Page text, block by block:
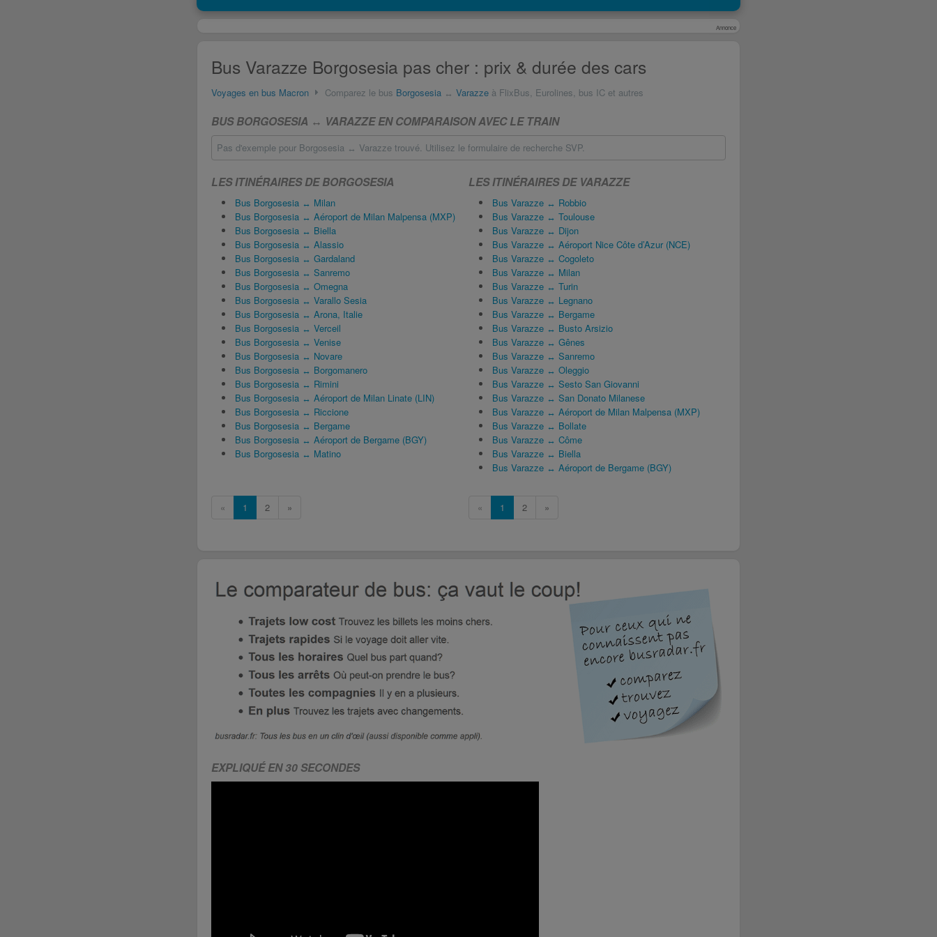
Annonce
Bus Varazze Borgosesia pas cher : prix & durée des cars
Voyages en bus Macron Comparez le bus Borgosesia ↔ Varazze à FlixBus, Eurolines, bus IC et autres
BUS BORGOSESIA ↔ VARAZZE EN COMPARAISON AVEC LE TRAIN
Pas d'exemple pour Borgosesia ↔ Varazze trouvé. Utilisez le formulaire de recherche SVP.
LES ITINÉRAIRES DE BORGOSESIA
Bus Borgosesia ↔ Milan
Bus Borgosesia ↔ Aéroport de Milan Malpensa (MXP)
Bus Borgosesia ↔ Biella
Bus Borgosesia ↔ Alassio
Bus Borgosesia ↔ Gardaland
Bus Borgosesia ↔ Sanremo
Bus Borgosesia ↔ Omegna
Bus Borgosesia ↔ Varallo Sesia
Bus Borgosesia ↔ Arona, Italie
Bus Borgosesia ↔ Verceil
Bus Borgosesia ↔ Venise
Bus Borgosesia ↔ Novare
Bus Borgosesia ↔ Borgomanero
Bus Borgosesia ↔ Rimini
Bus Borgosesia ↔ Aéroport de Milan Linate (LIN)
Bus Borgosesia ↔ Riccione
Bus Borgosesia ↔ Bergame
Bus Borgosesia ↔ Aéroport de Bergame (BGY)
Bus Borgosesia ↔ Matino
« 1 2 »
LES ITINÉRAIRES DE VARAZZE
Bus Varazze ↔ Robbio
Bus Varazze ↔ Toulouse
Bus Varazze ↔ Dijon
Bus Varazze ↔ Aéroport Nice Côte d’Azur (NCE)
Bus Varazze ↔ Cogoleto
Bus Varazze ↔ Milan
Bus Varazze ↔ Turin
Bus Varazze ↔ Legnano
Bus Varazze ↔ Bergame
Bus Varazze ↔ Busto Arsizio
Bus Varazze ↔ Gênes
Bus Varazze ↔ Sanremo
Bus Varazze ↔ Oleggio
Bus Varazze ↔ Sesto San Giovanni
Bus Varazze ↔ San Donato Milanese
Bus Varazze ↔ Aéroport de Milan Malpensa (MXP)
Bus Varazze ↔ Bollate
Bus Varazze ↔ Côme
Bus Varazze ↔ Biella
Bus Varazze ↔ Aéroport de Bergame (BGY)
« 1 2 »
EXPLIQUÉ EN 30 SECONDES